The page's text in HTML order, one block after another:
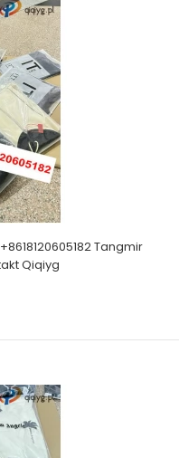
Tangmir
Qiqiyg